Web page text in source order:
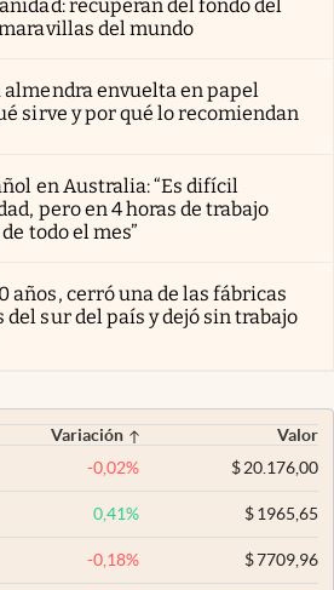
recuperan del fondo del
del mundo
almendra envuelta en papel
sirve y por qué lo recomiendan
en Australia: “Es difícil
pero en 4 horas de trabajo
todo el mes”
años, cerró una de las fábricas
sur del país y dejó sin trabajo
Variación
Valor
-0,02% $20.176,00
0,41% $1965,65
-0,18% $7709,96